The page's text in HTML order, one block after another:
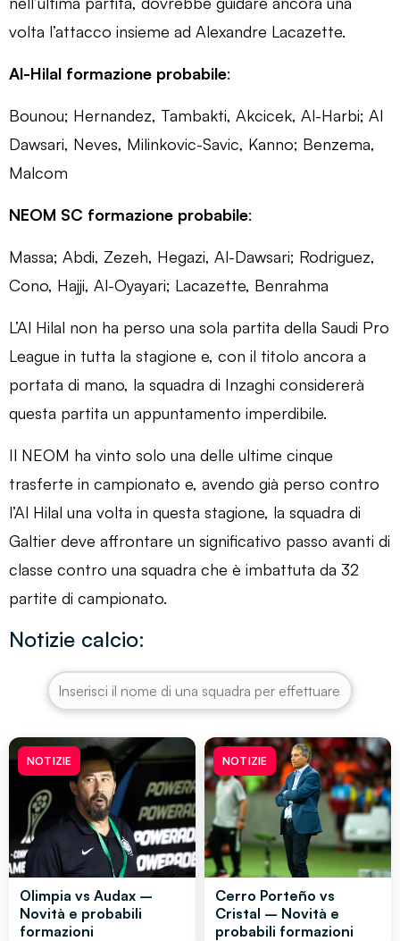
volta l’attacco insieme ad Alexandre Lacazette.
Al-Hilal formazione probabile:
Bounou; Hernandez, Tambakti, Akcicek, Al-Harbi; Al
Dawsari, Neves, Milinkovic-Savic, Kanno; Benzema,
Malcom
NEOM SC formazione probabile:
Massa; Abdi, Zezeh, Hegazi, Al-Dawsari; Rodriguez,
Cono, Hajji, Al-Oyayari; Lacazette, Benrahma
L’Al Hilal non ha perso una sola partita della Saudi Pro
League in tutta la stagione e, con il titolo ancora a
portata di mano, la squadra di Inzaghi considererà
questa partita un appuntamento imperdibile.
Il NEOM ha vinto solo una delle ultime cinque
trasferte in campionato e, avendo già perso contro
l’Al Hilal una volta in questa stagione, la squadra di
Galtier deve affrontare un significativo passo avanti di
classe contro una squadra che è imbattuta da 32
partite di campionato.
Notizie calcio:
NOTIZIE
Olimpia vs Audax –
Novità e probabili
formazioni
NOTIZIE
Cerro Porteño vs
Cristal – Novità e
probabili formazioni